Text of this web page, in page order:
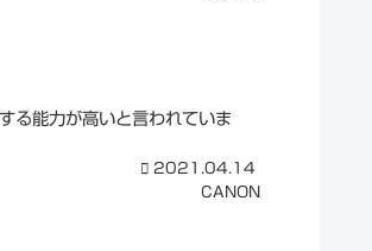
る能力が高いと言われていま
2021.04.14
CANON